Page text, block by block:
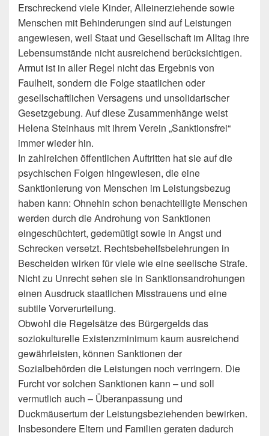
Erschreckend viele Kinder, Alleinerziehende sowie
Menschen mit Behinderungen sind auf Leistungen
angewiesen, weil Staat und Gesellschaft im Alltag ihre
Lebensumstände nicht ausreichend berücksichtigen.
Armut ist in aller Regel nicht das Ergebnis von
Faulheit, sondern die Folge staatlichen oder
gesellschaftlichen Versagens und unsolidarischer
Gesetzgebung. Auf diese Zusammenhänge weist
Helena Steinhaus mit ihrem Verein „Sanktionsfrei“
immer wieder hin.
In zahlreichen öffentlichen Auftritten hat sie auf die
psychischen Folgen hingewiesen, die eine
Sanktionierung von Menschen im Leistungsbezug
haben kann: Ohnehin schon benachteiligte Menschen
werden durch die Androhung von Sanktionen
eingeschüchtert, gedemütigt sowie in Angst und
Schrecken versetzt. Rechtsbehelfsbelehrungen in
Bescheiden wirken für viele wie eine seelische Strafe.
Nicht zu Unrecht sehen sie in Sanktionsandrohungen
einen Ausdruck staatlichen Misstrauens und eine
subtile Vorverurteilung.
Obwohl die Regelsätze des Bürgergelds das
soziokulturelle Existenzminimum kaum ausreichend
gewährleisten, können Sanktionen der
Sozialbehörden die Leistungen noch verringern. Die
Furcht vor solchen Sanktionen kann – und soll
vermutlich auch – Überanpassung und
Duckmäusertum der Leistungsbeziehenden bewirken.
Insbesondere Eltern und Familien geraten dadurch